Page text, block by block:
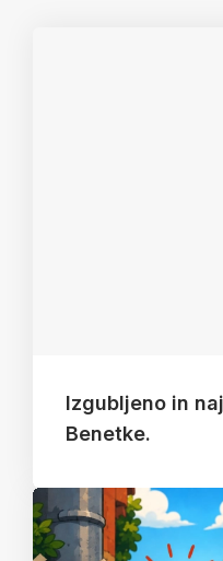
Izgubljeno in
Benetke.